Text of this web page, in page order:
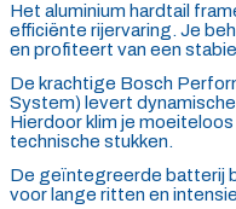
Het aluminium hardtail
efficiënte rijervaring. Je
en profiteert van een
De krachtige Bosch
System) levert
Hierdoor klim je
technische stukken.
De geïntegreerde batterij
voor lange ritten en